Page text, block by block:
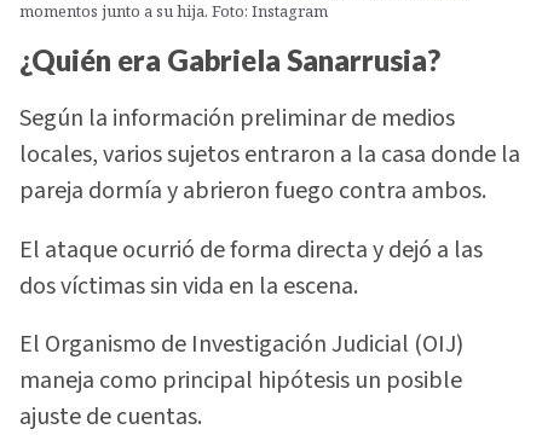
momentos junto a su hija. Foto: Instagram
¿Quién era Gabriela Sanarrusia?
Según la información preliminar de medios
locales, varios sujetos entraron a la casa donde la
pareja dormía y abrieron fuego contra ambos.
El ataque ocurrió de forma directa y dejó a las
dos víctimas sin vida en la escena.
El Organismo de Investigación Judicial (OIJ)
maneja como principal hipótesis un posible
ajuste de cuentas.